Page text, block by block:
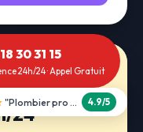
24
30 31 15
24h/24 · Appel Gratuit
"Débouchage WC en 30 min" 5.0/5